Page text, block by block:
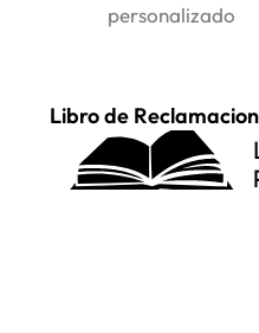
personalizado
Libro de